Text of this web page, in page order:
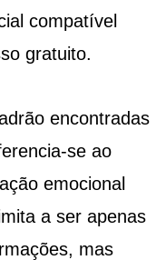
compatível
gratuito.
encontradas
se ao
emocional
a ser apenas
mas